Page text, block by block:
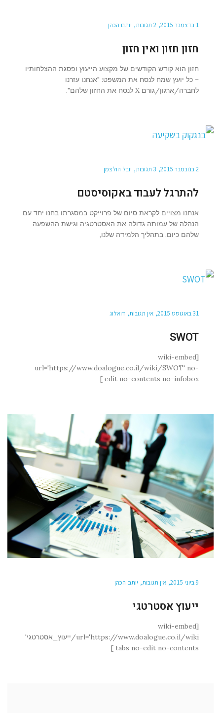
1 בדצמבר 2015 2 תגובות יותם הכהן
חזון חזון ואין חזון
חזון הוא קודש הקודשים של מקצוע הייעוץ ופסגת ההצלחותיו
– כל יועץ שמח לנסח את המשפט: "אנחנו עזרנו
לחברה/ארגון/גורם X לנסח את החזון שלהם".
2 בנובמבר 2015 3 תגובות יובל הולצמן
להתרגל לעבוד באקוסיסטם
אנחנו מצויים לקראת סיום של פרוייקט במסגרתו בחנו יחד עם
הנהלה של עמותה גדולה את האסטרטגיה וגישת ההשפעה
שלהם כיום. בתהליך הלמידה שלנו,
31 באוגוסט 2015 אין תגובות דואלוג
SWOT
[wiki-embed
url='https://www.doalogue.co.il/wiki/SWOT' no-
edit no-contents no-infobox ]
9 ביוני 2015 אין תגובות יותם הכהן
ייעוץ אסטרטגי
[wiki-embed
url='https://www.doalogue.co.il/wiki/ייעוץ_אסטרטגי'
tabs no-edit no-contents ]